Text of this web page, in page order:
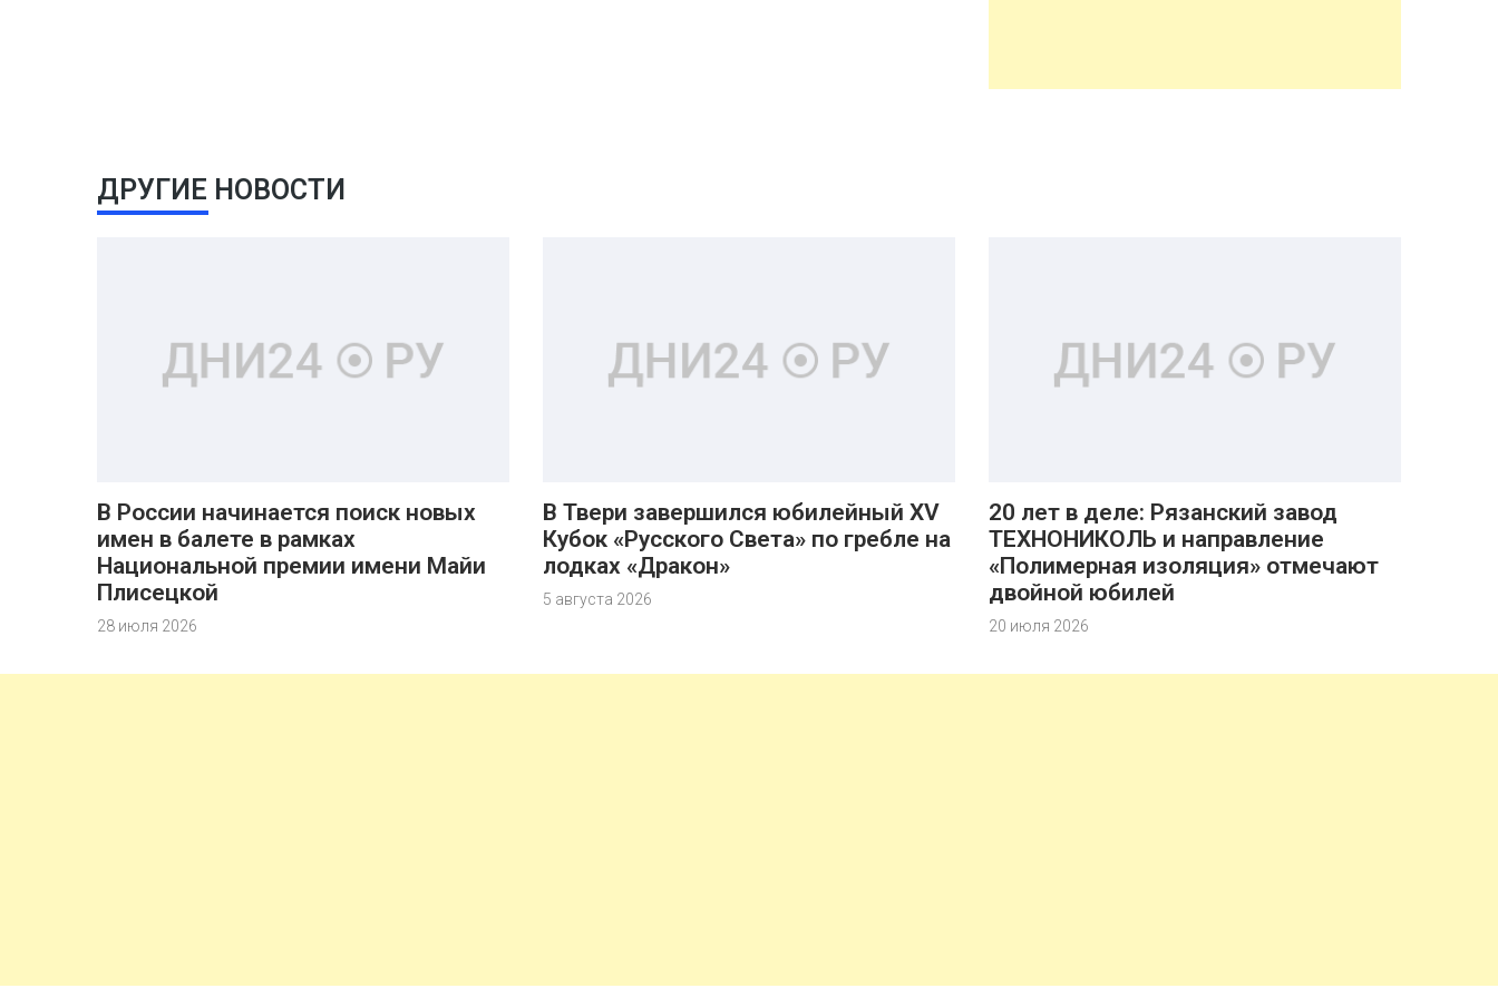
ДРУГИЕ НОВОСТИ
В России начинается поиск новых
имен в балете в рамках
Национальной премии имени Майи
Плисецкой
28 июля 2026
В Твери завершился юбилейный XV
Кубок «Русского Света» по гребле на
лодках «Дракон»
5 августа 2026
20 лет в деле: Рязанский завод
ТЕХНОНИКОЛЬ и направление
«Полимерная изоляция» отмечают
двойной юбилей
20 июля 2026